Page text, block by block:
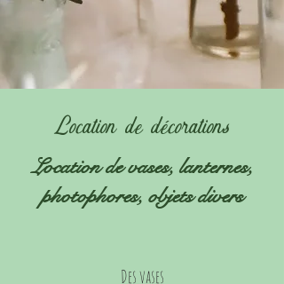
Location de décorations
Location de vases, lanternes,
photophores, objets divers
Des vases